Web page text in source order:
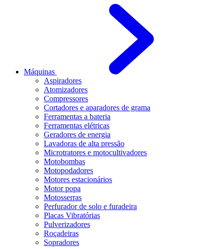
Máquinas
Aspiradores
Atomizadores
Compressores
Cortadores e aparadores de grama
Ferramentas a bateria
Ferramentas elétricas
Geradores de energia
Lavadoras de alta pressão
Microtratores e motocultivadores
Motobombas
Motopodadores
Motores estacionários
Motor popa
Motosserras
Perfurador de solo e furadeira
Placas Vibratórias
Pulverizadores
Roçadeiras
Sopradores